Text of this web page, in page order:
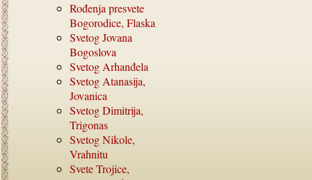
Rođenja presvete
Bogorodice, Flaska
Svetog Jovana
Bogoslova
Svetog Arhanđela
Svetog Atanasija,
Jovanica
Svetog Dimitrija,
Trigonas
Svetog Nikole,
Vrahnitu
Svete Trojice,